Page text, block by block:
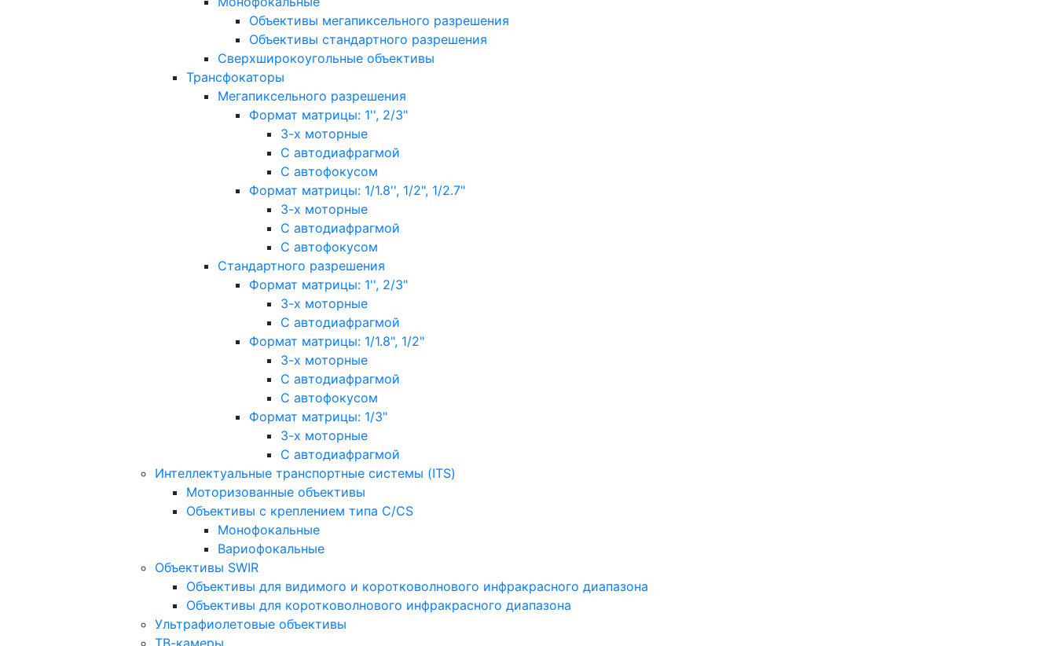
Объективы мегапиксельного разрешения
Объективы стандартного разрешения
Сверхширокоугольные объективы
Трансфокаторы
Мегапиксельного разрешения
Формат матрицы: 1'', 2/3"
3-х моторные
С автодиафрагмой
С автофокусом
Формат матрицы: 1/1.8'', 1/2", 1/2.7"
3-х моторные
С автодиафрагмой
С автофокусом
Стандартного разрешения
Формат матрицы: 1'', 2/3"
3-х моторные
С автодиафрагмой
Формат матрицы: 1/1.8", 1/2"
3-х моторные
С автодиафрагмой
С автофокусом
Формат матрицы: 1/3"
3-х моторные
С автодиафрагмой
Интеллектуальные транспортные системы (ITS)
Моторизованные объективы
Объективы с креплением типа C/CS
Монофокальные
Вариофокальные
Объективы SWIR
Объективы для видимого и коротковолнового инфракрасного диапазона
Объективы для коротковолнового инфракрасного диапазона
Ультрафиолетовые объективы
ТВ-камеры